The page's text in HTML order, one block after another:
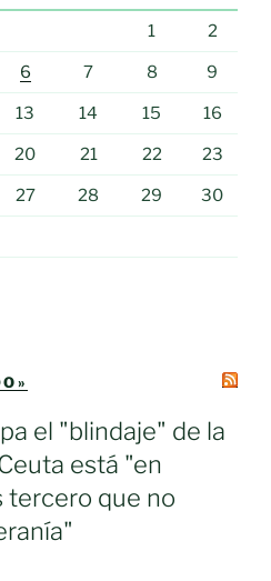
1 2
6 7 8 9
13 14 15 16
20 21 22 23
27 28 29 30
el "blindaje" de la
está "en
tercero que no